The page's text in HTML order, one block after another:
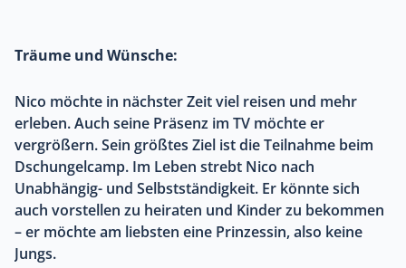
Träume und Wünsche:
Nico möchte in nächster Zeit viel reisen und mehr
erleben. Auch seine Präsenz im TV möchte er
vergrößern. Sein größtes Ziel ist die Teilnahme beim
Dschungelcamp. Im Leben strebt Nico nach
Unabhängig- und Selbstständigkeit. Er könnte sich
auch vorstellen zu heiraten und Kinder zu bekommen
– er möchte am liebsten eine Prinzessin, also keine
Jungs.